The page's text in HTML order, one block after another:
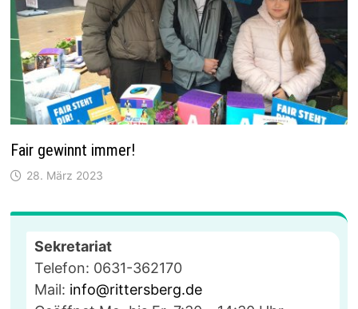
Fair gewinnt immer!
28. März 2023
Sekretariat
Telefon: 0631-362170
Mail: info@rittersberg.de